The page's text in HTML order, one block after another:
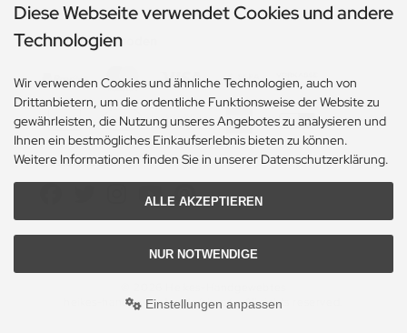
Zahlungsmethoden
Social Media
heikes-handgewebtes.de/shop/ - All rights reserved.
Diese Webseite verwendet Cookies und andere
Technologien
Wir verwenden Cookies und ähnliche Technologien, auch von
Drittanbietern, um die ordentliche Funktionsweise der Website zu
gewährleisten, die Nutzung unseres Angebotes zu analysieren und
Ihnen ein bestmögliches Einkaufserlebnis bieten zu können.
Weitere Informationen finden Sie in unserer Datenschutzerklärung.
ALLE AKZEPTIEREN
NUR NOTWENDIGE
Einstellungen anpassen